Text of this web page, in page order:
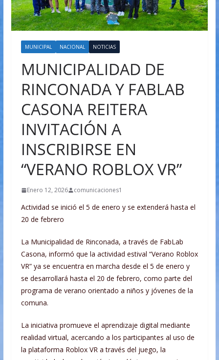
MUNICIPAL NACIONAL NOTICIAS
MUNICIPALIDAD DE
RINCONADA Y FABLAB
CASONA REITERA
INVITACIÓN A
INSCRIBIRSE EN
“VERANO ROBLOX VR”
Enero 12, 2026 comunicaciones1
Actividad se inició el 5 de enero y se extenderá hasta el
20 de febrero
La Municipalidad de Rinconada, a través de FabLab
Casona, informó que la actividad estival “Verano Roblox
VR” ya se encuentra en marcha desde el 5 de enero y
se desarrollará hasta el 20 de febrero, como parte del
programa de verano orientado a niños y jóvenes de la
comuna.
La iniciativa promueve el aprendizaje digital mediante
realidad virtual, acercando a los participantes al uso de
la plataforma Roblox VR a través del juego, la